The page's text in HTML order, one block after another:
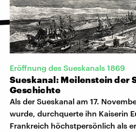
©
Eröffnung des Sueskanals 1869
Sueskanal: Meilenstein der
Geschichte
Als der Sueskanal am 17.
wurde, durchquerte ihn Kaiserin
Frankreich höchstpersönlich als